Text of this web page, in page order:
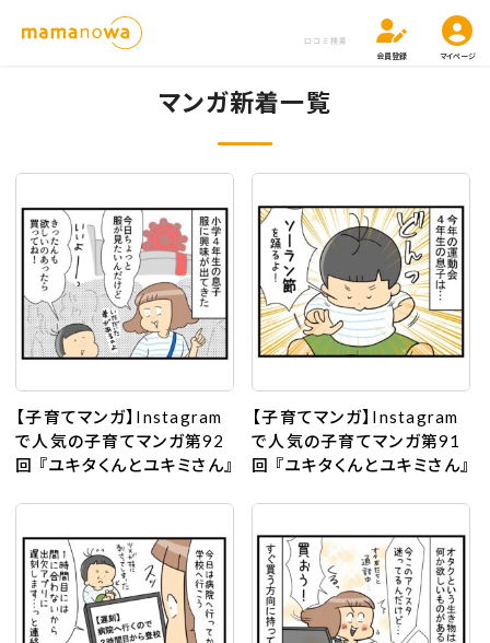
口コミ検索
会員登録
マイページ
マンガ新着一覧
【子育てマンガ】Instagram
で人気の子育てマンガ第92
回 『ユキタくんとユキミさん』
【子育てマンガ】Instagram
で人気の子育てマンガ第91
回 『ユキタくんとユキミさん』